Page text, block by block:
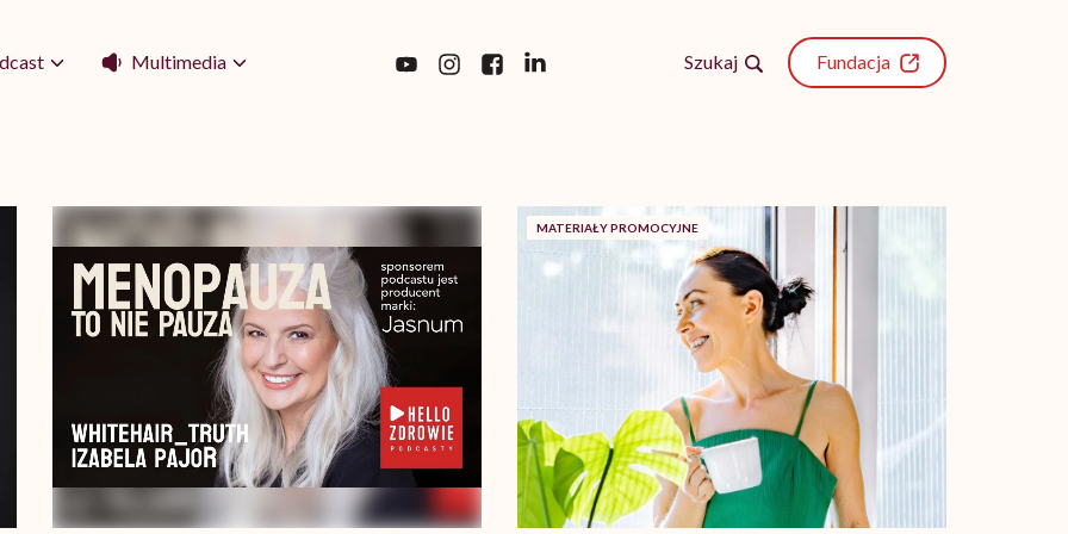
Multimedia Szukaj Fundacja
MATERIAŁY PROMOCYJNE